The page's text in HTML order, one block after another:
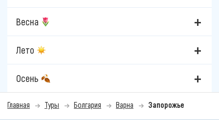
Весна
Лето
Осень
Главная Туры Болгария Варна Запорожье